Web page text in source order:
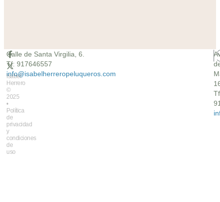
Calle de Santa Virgilia, 6.
Tf: 917646557
info@isabelherreropeluqueros.com
Isabel
Herrero
©
2025
•
Política
de
privacidad
y
condiciones
de
uso